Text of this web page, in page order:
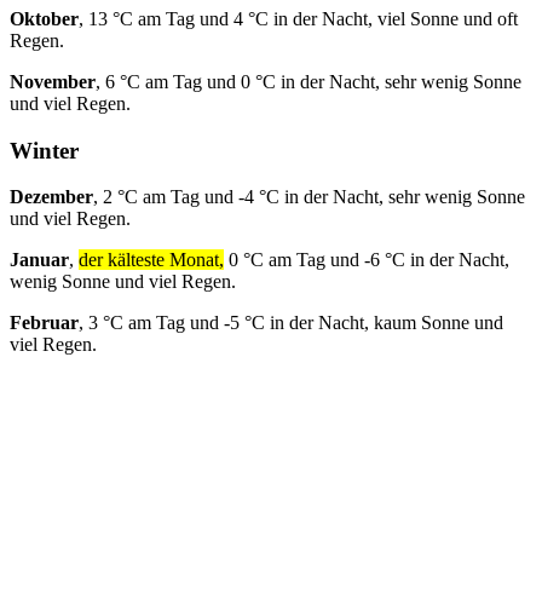
Oktober, 13 °C am Tag und 4 °C in der Nacht, viel Sonne und oft
Regen.
November, 6 °C am Tag und 0 °C in der Nacht, sehr wenig Sonne
und viel Regen.
Winter
Dezember, 2 °C am Tag und -4 °C in der Nacht, sehr wenig Sonne
und viel Regen.
Januar, der kälteste Monat, 0 °C am Tag und -6 °C in der Nacht,
wenig Sonne und viel Regen.
Februar, 3 °C am Tag und -5 °C in der Nacht, kaum Sonne und
viel Regen.